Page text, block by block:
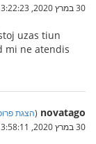
30 במרץ 2020, 13:22:23
uzas tiun
mi ne atendis
novatago
(הצגת
30 במרץ 2020, 13:58:11